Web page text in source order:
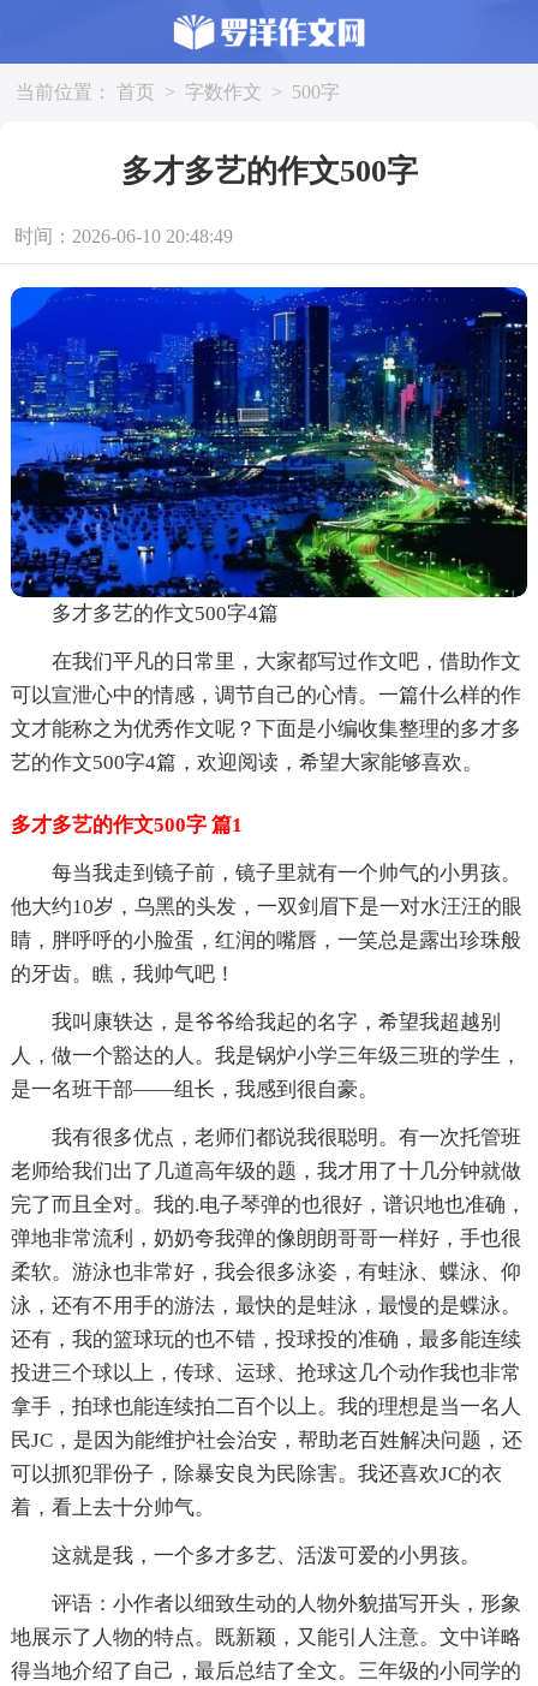
当前位置： 首页 > 字数作文 > 500字
多才多艺的作文500字
时间：2026-06-10 20:48:49
多才多艺的作文500字4篇
在我们平凡的日常里，大家都写过作文吧，借助作文
可以宣泄心中的情感，调节自己的心情。一篇什么样的作
文才能称之为优秀作文呢？下面是小编收集整理的多才多
艺的作文500字4篇，欢迎阅读，希望大家能够喜欢。
多才多艺的作文500字 篇1
每当我走到镜子前，镜子里就有一个帅气的小男孩。
他大约10岁，乌黑的头发，一双剑眉下是一对水汪汪的眼
睛，胖呼呼的小脸蛋，红润的嘴唇，一笑总是露出珍珠般
的牙齿。瞧，我帅气吧！
我叫康轶达，是爷爷给我起的名字，希望我超越别
人，做一个豁达的人。我是锅炉小学三年级三班的学生，
是一名班干部——组长，我感到很自豪。
我有很多优点，老师们都说我很聪明。有一次托管班
老师给我们出了几道高年级的题，我才用了十几分钟就做
完了而且全对。我的.电子琴弹的也很好，谱识地也准确，
弹地非常流利，奶奶夸我弹的像朗朗哥哥一样好，手也很
柔软。游泳也非常好，我会很多泳姿，有蛙泳、蝶泳、仰
泳，还有不用手的游法，最快的是蛙泳，最慢的是蝶泳。
还有，我的篮球玩的也不错，投球投的准确，最多能连续
投进三个球以上，传球、运球、抢球这几个动作我也非常
拿手，拍球也能连续拍二百个以上。我的理想是当一名人
民JC，是因为能维护社会治安，帮助老百姓解决问题，还
可以抓犯罪份子，除暴安良为民除害。我还喜欢JC的衣
着，看上去十分帅气。
这就是我，一个多才多艺、活泼可爱的小男孩。
评语：小作者以细致生动的人物外貌描写开头，形象
地展示了人物的特点。既新颖，又能引人注意。文中详略
得当地介绍了自己，最后总结了全文。三年级的小同学的